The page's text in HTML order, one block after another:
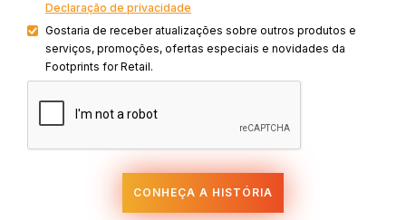
Declaração de privacidade
Gostaria de receber atualizações sobre outros produtos e
serviços, promoções, ofertas especiais e novidades da
Footprints for Retail.